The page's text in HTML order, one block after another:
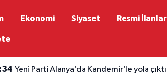
Ekonomi Siyaset Resmi İlanlar
Yeni Parti Alanya’da Kandemir’le yola çıktı